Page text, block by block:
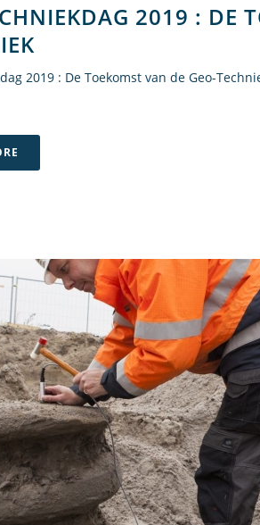
2019 : DE
2019 : De Toekomst van de Geo-